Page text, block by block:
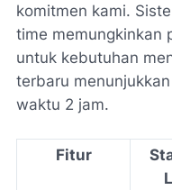
komitmen kami.
time memungkinkan
untuk kebutuhan
terbaru
waktu 2 jam.
Fitur